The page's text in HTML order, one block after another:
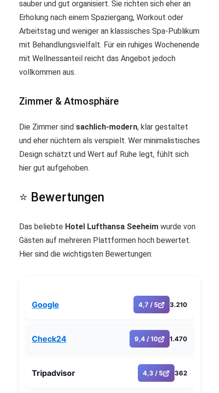
sauber und gut organisiert. Sie richten sich eher an
Erholung nach einem Spaziergang, Workout oder
Arbeitstag und weniger an klassisches Spa-Publikum
mit Behandlungsvielfalt. Für ein ruhiges Wochenende
mit Wellnessanteil reicht das Angebot jedoch
vollkommen aus.
Zimmer & Atmosphäre
Die Zimmer sind sachlich-modern, klar gestaltet
und eher nüchtern als verspielt. Wer minimalistisches
Design schätzt und Wert auf Ruhe legt, fühlt sich
hier gut aufgehoben.
⭐ Bewertungen
Das beliebte Hotel Lufthansa Seeheim wurde von
Gästen auf mehreren Plattformen hoch bewertet.
Hier sind die wichtigsten Bewertungen:
Google 4,7 / 5 3.210
Check24 9,4 / 10 1.470
Tripadvisor 4,3 / 5 362